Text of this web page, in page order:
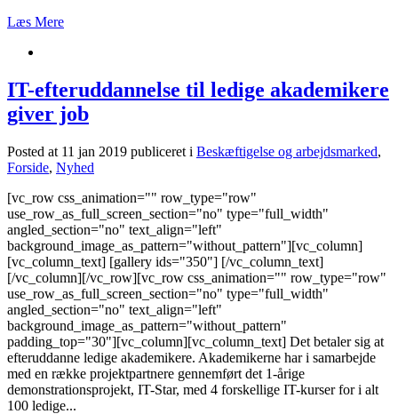
Læs Mere
IT-efteruddannelse til ledige akademikere
giver job
Posted at 11 jan 2019 publiceret i Beskæftigelse og arbejdsmarked,
Forside, Nyhed
[vc_row css_animation="" row_type="row"
use_row_as_full_screen_section="no" type="full_width"
angled_section="no" text_align="left"
background_image_as_pattern="without_pattern"][vc_column]
[vc_column_text] [gallery ids="350"] [/vc_column_text]
[/vc_column][/vc_row][vc_row css_animation="" row_type="row"
use_row_as_full_screen_section="no" type="full_width"
angled_section="no" text_align="left"
background_image_as_pattern="without_pattern"
padding_top="30"][vc_column][vc_column_text] Det betaler sig at
efteruddanne ledige akademikere. Akademikerne har i samarbejde
med en række projektpartnere gennemført det 1-årige
demonstrationsprojekt, IT-Star, med 4 forskellige IT-kurser for i alt
100 ledige...